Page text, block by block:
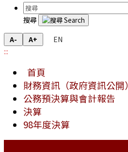
搜尋
A- A+
EN
:::
首頁
財務資訊（政府資訊公開）
公務預決算與會計報告
決算
98年度決算